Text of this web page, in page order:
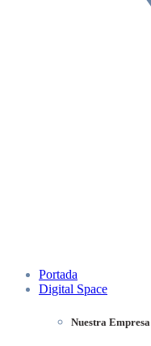
Portada
Digital Space
Nuestra Empresa